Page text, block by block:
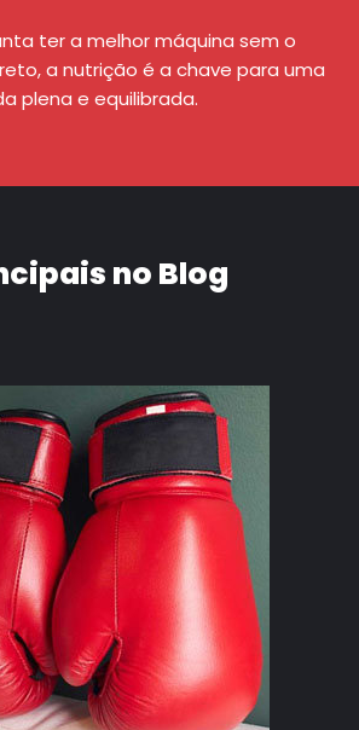
ter a melhor máquina sem o
a nutrição é a chave para uma
plena e equilibrada.
no Blog